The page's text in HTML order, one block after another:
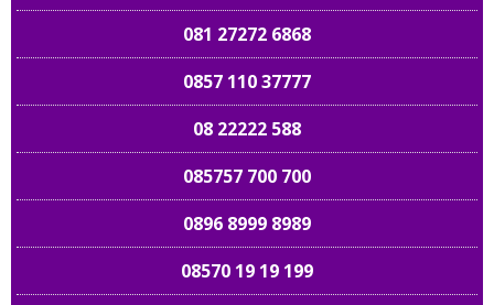
081 27272 6868
0857 110 37777
08 22222 588
085757 700 700
0896 8999 8989
08570 19 19 199